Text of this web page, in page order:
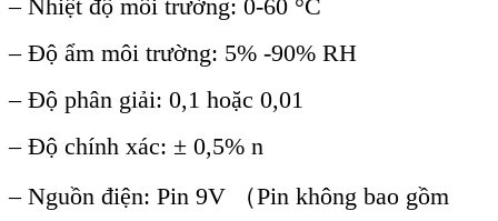
– Nhiệt độ môi trường: 0-60 °C
– Độ ẩm môi trường: 5% -90% RH
– Độ phân giải: 0,1 hoặc 0,01
– Độ chính xác: ± 0,5% n
– Nguồn điện: Pin 9V （Pin không bao gồm